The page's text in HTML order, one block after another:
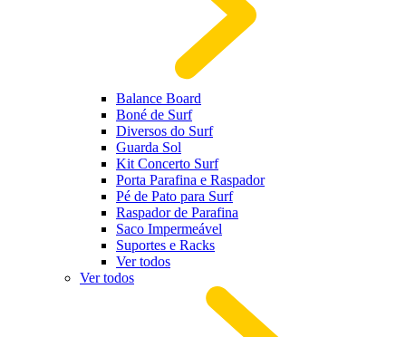
Balance Board
Boné de Surf
Diversos do Surf
Guarda Sol
Kit Concerto Surf
Porta Parafina e Raspador
Pé de Pato para Surf
Raspador de Parafina
Saco Impermeável
Suportes e Racks
Ver todos
Ver todos